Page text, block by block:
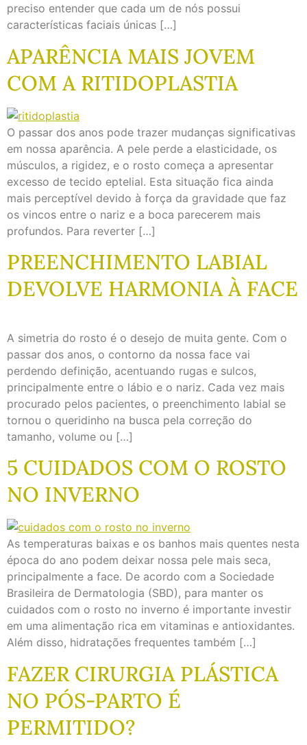
preciso entender que cada um de nós possui
características faciais únicas […]
APARÊNCIA MAIS JOVEM
COM A RITIDOPLASTIA
O passar dos anos pode trazer mudanças significativas
em nossa aparência. A pele perde a elasticidade, os
músculos, a rigidez, e o rosto começa a apresentar
excesso de tecido eptelial. Esta situação fica ainda
mais perceptível devido à força da gravidade que faz
os vincos entre o nariz e a boca parecerem mais
profundos. Para reverter […]
PREENCHIMENTO LABIAL
DEVOLVE HARMONIA À FACE
A simetria do rosto é o desejo de muita gente. Com o
passar dos anos, o contorno da nossa face vai
perdendo definição, acentuando rugas e sulcos,
principalmente entre o lábio e o nariz. Cada vez mais
procurado pelos pacientes, o preenchimento labial se
tornou o queridinho na busca pela correção do
tamanho, volume ou […]
5 CUIDADOS COM O ROSTO
NO INVERNO
As temperaturas baixas e os banhos mais quentes nesta
época do ano podem deixar nossa pele mais seca,
principalmente a face. De acordo com a Sociedade
Brasileira de Dermatologia (SBD), para manter os
cuidados com o rosto no inverno é importante investir
em uma alimentação rica em vitaminas e antioxidantes.
Além disso, hidratações frequentes também […]
FAZER CIRURGIA PLÁSTICA
NO PÓS-PARTO É
PERMITIDO?